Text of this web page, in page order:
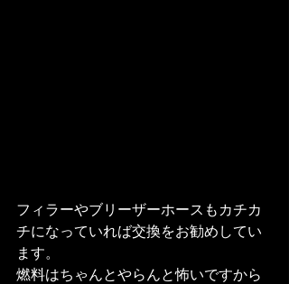
フィラーやブリーザーホースもカチカ
チになっていれば交換をお勧めしてい
ます。
燃料はちゃんとやらんと怖いですから